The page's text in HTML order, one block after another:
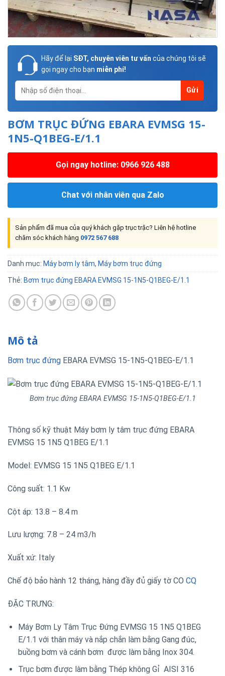
Hãy để lại SĐT, chuyên viên tư vấn của chúng tôi sẽ
gọi ngay cho bạn miễn phí!
BƠM TRỤC ĐỨNG EBARA EVMSG 15-
1N5-Q1BEG-E/1.1
Gọi ngay hotline: 0966 926 488
Chat với nhân viên qua Zalo
Sản phẩm đã mua của quý khách gặp trục trặc? Liên hệ hotline
chăm sóc khách hàng 0972 567 688
Danh mục: Máy bơm ly tâm, Máy bơm trục đứng
Thẻ: Bơm trục đứng EBARA EVMSG 15-1N5-Q1BEG-E/1.1
Mô tả
Bơm trục đứng EBARA EVMSG 15-1N5-Q1BEG-E/1.1
Bơm trục đứng EBARA EVMSG 15-1N5-Q1BEG-E/1.1
Thông số kỹ thuật Máy bơm ly tâm trục đứng EBARA
EVMSG 15 1N5 Q1BEG E/1.1
Model: EVMSG 15 1N5 Q1BEG E/1.1
Công suất: 1.1 Kw
Cột áp: 13.8 – 8.4 m
Lưu lượng: 7.8 – 24 m3/h
Xuất xứ: Italy
Chế độ bảo hành 12 tháng, hàng đầy đủ giấy tờ CO CQ
ĐẶC TRƯNG:
Máy Bơm Ly Tâm Trục Đứng EVMSG 15 1N5 Q1BEG
E/1.1 với thân máy và nắp chắn làm bằng Gang đúc,
buồng bơm và cánh bơm được làm bằng Inox 304.
Trục bơm được làm bằng Thép không Gỉ AISI 316